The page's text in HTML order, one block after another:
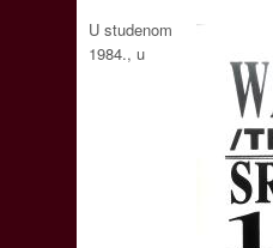
U studenom
1984., u